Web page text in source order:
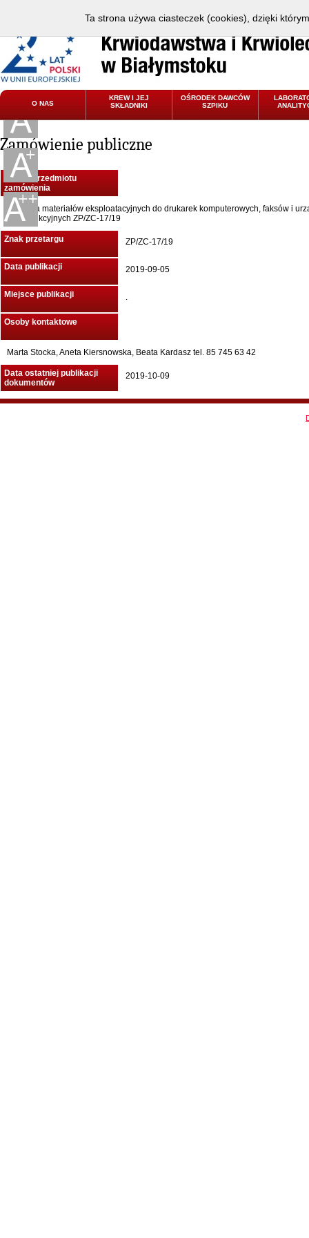
O NAS
KREW I JEJ
SKŁADNIKI
OŚRODEK DAWCÓW
SZPIKU
Zamówienie publiczne
Nazwa przedmiotu
zamówienia
Dostawa materiałów eksploatacyjnych do drukarek komputerowych, faksów i
wielofunkcyjnych ZP/ZC-17/19
Znak przetargu ZP/ZC-17/19
Data publikacji 2019-09-05
Miejsce publikacji .
Osoby kontaktowe
Marta Stocka, Aneta Kiersnowska, Beata Kardasz tel. 85 745 63 42
Data ostatniej publikacji
dokumentów
2019-10-09
Ta strona używa ciasteczek (cookies), dzięki